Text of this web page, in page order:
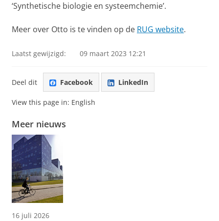
‘Synthetische biologie en systeemchemie’.
Meer over Otto is te vinden op de RUG website.
Laatst gewijzigd: 09 maart 2023 12:21
Deel dit Facebook LinkedIn
View this page in: English
Meer nieuws
16 juli 2026